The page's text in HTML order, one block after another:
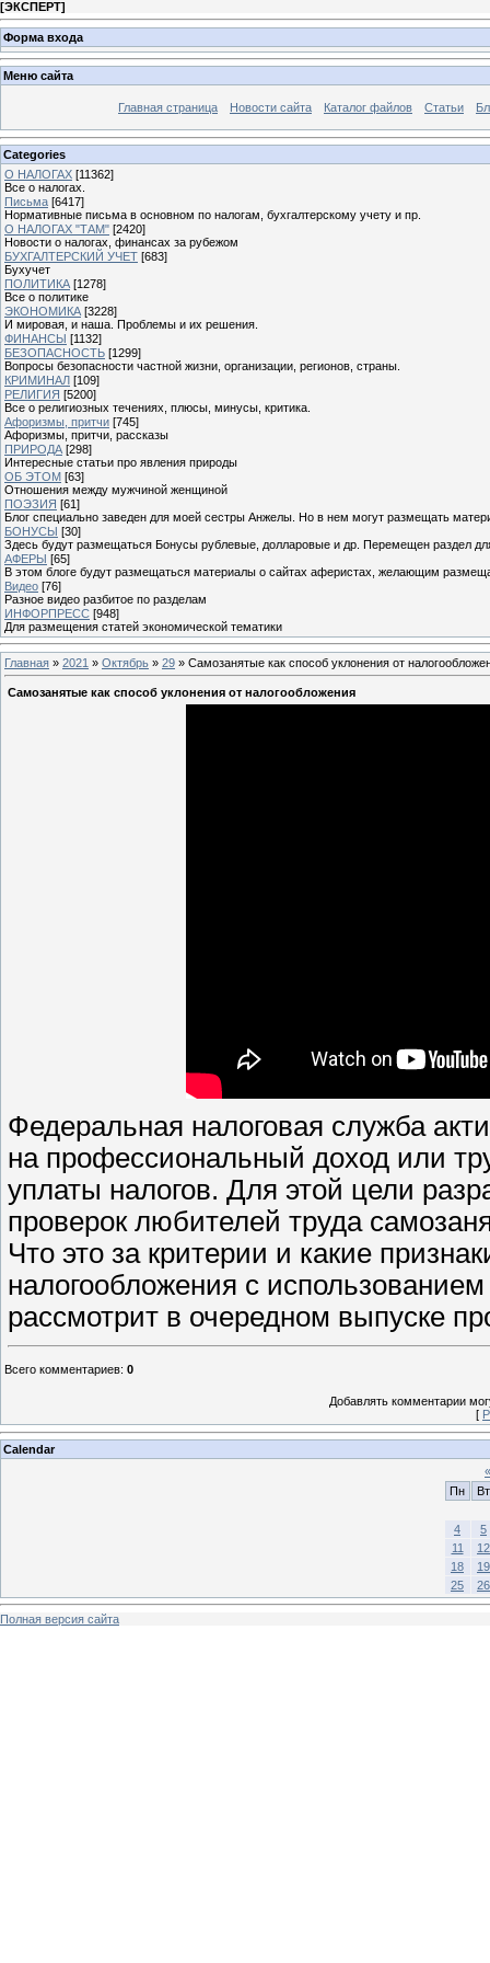
[ЭКСПЕРТ]
Форма входа
Меню сайта
Главная страница Новости сайта Каталог файлов Статьи
Categories
О НАЛОГАХ [11362]
Все о налогах.
Письма [6417]
Нормативные письма в основном по налогам, бухгалтерскому учету и пр.
О НАЛОГАХ "ТАМ" [2420]
Новости о налогах, финансах за рубежом
БУХГАЛТЕРСКИЙ УЧЕТ [683]
Бухучет
ПОЛИТИКА [1278]
Все о политике
ЭКОНОМИКА [3228]
И мировая, и наша. Проблемы и их решения.
ФИНАНСЫ [1132]
БЕЗОПАСНОСТЬ [1299]
Вопросы безопасности частной жизни, организации, регионов, страны.
КРИМИНАЛ [109]
РЕЛИГИЯ [5200]
Все о религиозных течениях, плюсы, минусы, критика.
Афоризмы, притчи [745]
Афоризмы, притчи, рассказы
ПРИРОДА [298]
Интересные статьи про явления природы
ОБ ЭТОМ [63]
Отношения между мужчиной женщиной
ПОЭЗИЯ [61]
Блог специально заведен для моей сестры Анжелы. Но в нем могут размещать
БОНУСЫ [30]
Здесь будут размещаться Бонусы рублевые, долларовые и др. Перемещен раздел
АФЕРЫ [65]
В этом блоге будут размещаться материалы о сайтах аферистах, желающим
Видео [76]
Разное видео разбитое по разделам
ИНФОРПРЕСС [948]
Для размещения статей экономической тематики
Главная » 2021 » Октябрь » 29 » Самозанятые как способ уклонения от
Самозанятые как способ уклонения от налогообложения
Федеральная налоговая служба
на профессиональный доход или
уплаты налогов. Для этой цели
проверок любителей труда
Что это за критерии и какие
налогообложения с
рассмотрит в очередном выпуске
Всего комментариев: 0
Добавлять комментарии
[
Calendar
«
Пн
Вт
4
5
11
12
18
19
25
26
Полная версия сайта